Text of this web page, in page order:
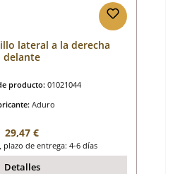
lateral a la derecha
delante
producto: 01021044
Aduro
Precio normal:
29,47 €
plazo de entrega: 4-6 días
Detalles